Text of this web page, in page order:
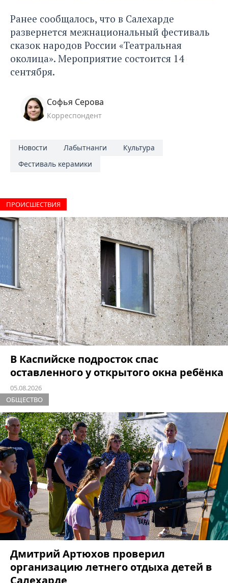
Ранее сообщалось, что в Салехарде
развернется межнациональный фестиваль
сказок народов России «Театральная
околица». Мероприятие состоится 14
сентября.
Софья Серова
Корреспондент
Новости Лабытнанги
Культура
Фестиваль керамики
ПРОИCШЕСТВИЯ
В Каспийске подросток спас
оставленного у открытого окна ребёнка
05.08.2026
ОБЩЕСТВО
Дмитрий Артюхов проверил
организацию летнего отдыха детей в